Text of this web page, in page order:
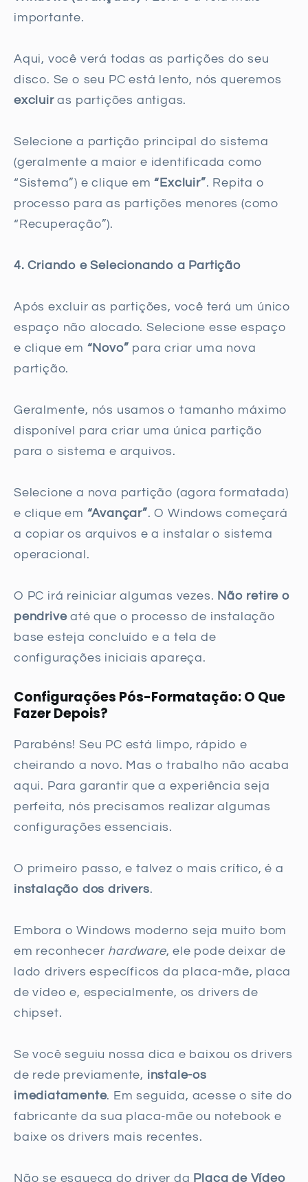
importante.
Aqui, você verá todas as partições do seu
disco. Se o seu PC está lento, nós queremos
excluiras partições antigas.
Selecione a partição principal do sistema
(geralmente a maior e identificada como
“Sistema”) e clique em“Excluir”. Repita o
processo para as partições menores (como
“Recuperação”).
4. Criando e Selecionando a Partição
Após excluir as partições, você terá um único
espaço não alocado. Selecione esse espaço
e clique em “Novo” para criar uma nova
partição.
Geralmente, nós usamos o tamanho máximo
disponível para criar uma única partição
para o sistema e arquivos.
Selecione a nova partição (agora formatada)
e clique em “Avançar”. O Windows começará
a copiar os arquivos e a instalar o sistema
operacional.
O PC irá reiniciar algumas vezes. Não retire o
pendriveaté que o processo de instalação
base esteja concluído e a tela de
configurações iniciais apareça.
Configurações Pós-Formatação: O Que
Fazer Depois?
Parabéns! Seu PC está limpo, rápido e
cheirando a novo. Mas o trabalho não acaba
aqui. Para garantir que a experiência seja
perfeita, nós precisamos realizar algumas
configurações essenciais.
O primeiro passo, e talvez o mais crítico, é a
instalação dos drivers.
Embora o Windows moderno seja muito bom
em reconhecer hardware, ele pode deixar de
lado drivers específicos da placa-mãe, placa
de vídeo e, especialmente, os drivers de
chipset.
Se você seguiu nossa dica e baixou os drivers
de rede previamente, instale-os
imediatamente. Em seguida, acesse o site do
fabricante da sua placa-mãe ou notebook e
baixe os drivers mais recentes.
Não se esqueça do driver da Placa de Vídeo